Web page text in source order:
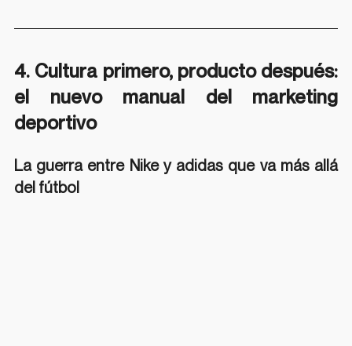
4. Cultura primero, producto después:
el nuevo manual del marketing
deportivo
La guerra entre Nike y adidas que va más allá
del fútbol